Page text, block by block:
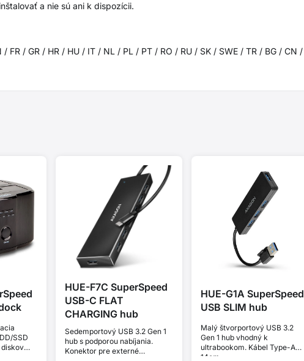
a nie sú ani k dispozícii.
FR / GR / HR / HU / IT / NL / PL / PT / RO / RU / SK / SWE / TR / BG / CN /
SSD
diskov
HUE-F7C SuperSpeed
USB-C FLAT
CHARGING hub
Sedemportový USB 3.2 Gen 1
hub s podporou nabíjania.
Konektor pre externé
HUE-G1A SuperSpeed
USB SLIM hub
Malý štvorportový USB 3.2
Gen 1 hub vhodný k
ultrabookom. Kábel Type-A
14cm.